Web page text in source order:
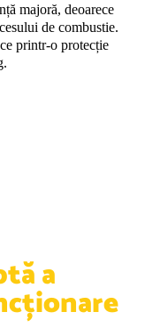
majoră, deoarece
de combustie.
printr-o protecție
a